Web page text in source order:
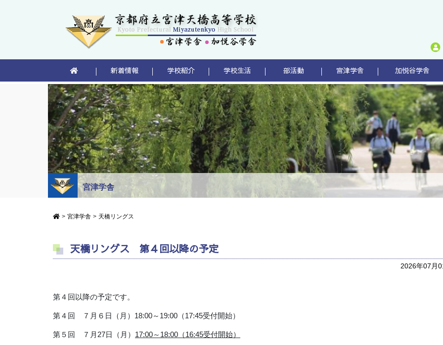
新着情報 学校紹介 学校生活 部活動 宮津学舎 加悦谷学舎
宮津学舎
> 宮津学舎 > 天橋リングス
天橋リングス 第４回以降の予定
2026年07月
第４回以降の予定です。
第４回 ７月６日（月） 18:00～ 19:00 （17:45受付開始）
第５回 ７月 27日（月） 17:00～ 18:00 （16:45受付開始）